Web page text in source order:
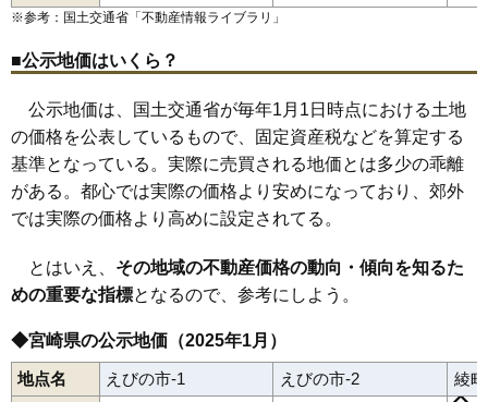
※参考：国土交通省「不動産情報ライブラリ 」
■公示地価はいくら？
公示地価は、国土交通省が毎年1月1日時点における土地
の価格を公表しているもので、固定資産税などを算定する
基準となっている。実際に売買される地価とは多少の乖離
がある。都心では実際の価格より安めになっており、郊外
では実際の価格より高めに設定されてる。
とはいえ、 その地域の不動産価格の動向・傾向を知るた
めの重要な指標となるので、参考にしよう。
◆宮崎県の公示地価（2025年1月）
地点名 えびの市-1 えびの市-2 綾